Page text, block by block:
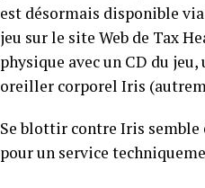
est désormais disponible
jeu sur le site Web de Tax
physique avec un CD du
oreiller corporel Iris
Se blottir contre Iris
pour un service